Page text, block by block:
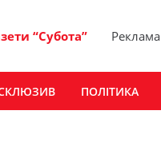
“Субота” Реклама
ПОЛІТИКА